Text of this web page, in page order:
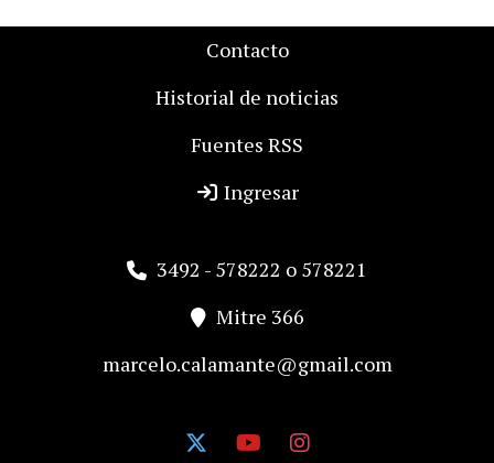
Contacto
Historial de noticias
Fuentes RSS
Ingresar
3492 - 578222 o 578221
Mitre 366
marcelo.calamante@gmail.com